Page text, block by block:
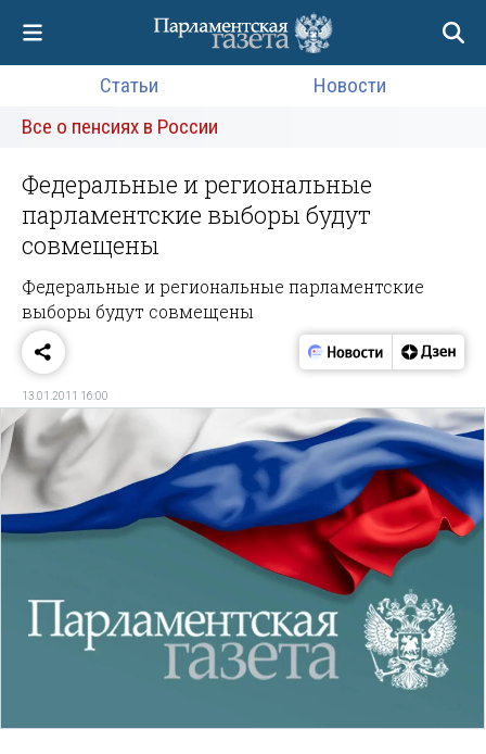
Статьи
Новости
Все о пенсиях в России
Федеральные и региональные
парламентские выборы будут
совмещены
Федеральные и региональные парламентские
выборы будут совмещены
13.01.2011 16:00